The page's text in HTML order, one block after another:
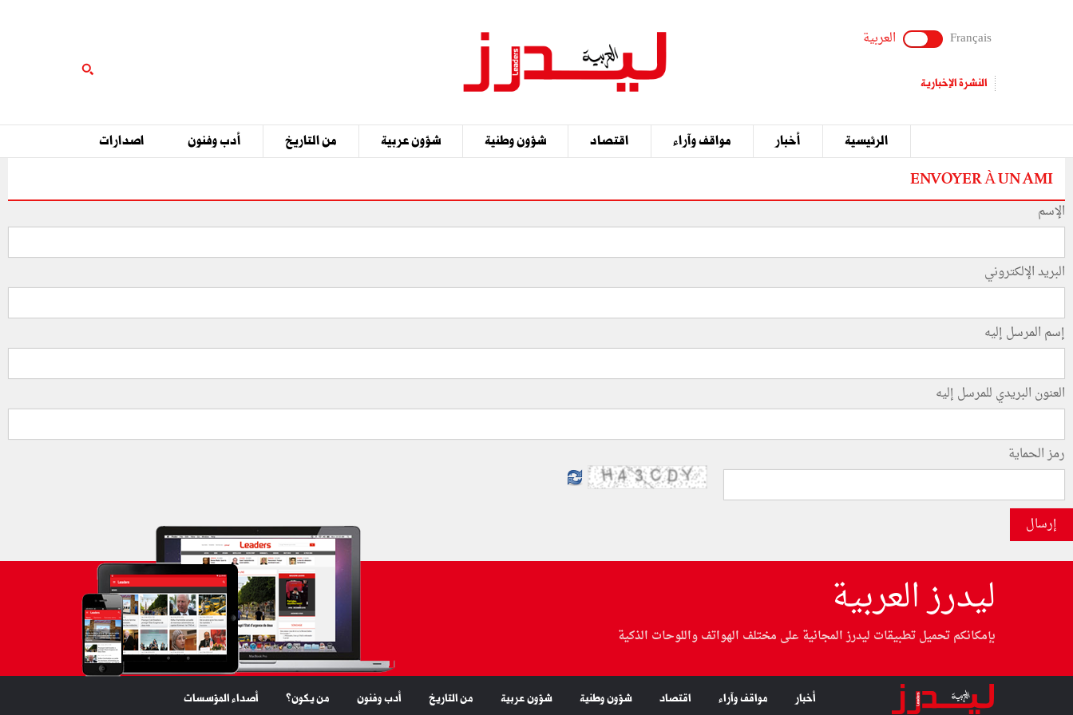
Français العربية
النشرة الإخبارية
الرئيسية أخبار مواقف وآراء اقتصاد شؤون وطنية شؤون عربية من التاريخ أدب وفنون اصدارات
ENVOYER À UN AMI
الإسم
البريد الإلكتروني
إسم المرسل إليه
العنون البريدي للمرسل إليه
رمز الحماية
إرسال
ليدرز العربية
بإمكانكم تحميل تطبيقات ليدرز المجانية على مختلف الهواتف واللوحات الذكية
أخبار مواقف وآراء اقتصاد شؤون وطنية شؤون عربية من التاريخ أدب وفنون من يكون؟ أصداء المؤسسات